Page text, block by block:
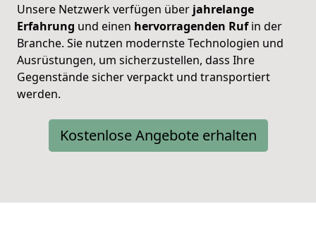
Unsere Netzwerk verfügen über jahrelange
Erfahrung und einen hervorragenden Rufin der
Branche. Sie nutzen modernste Technologien und
Ausrüstungen, um sicherzustellen, dass Ihre
Gegenstände sicher verpackt und transportiert
werden.
Kostenlose Angebote erhalten